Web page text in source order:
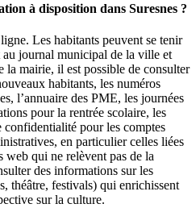
à disposition dans Suresnes ?
Les habitants peuvent se tenir
au journal municipal de la ville et
la mairie, il est possible de consulter
habitants, les numéros
l’annuaire des PME, les journées
pour la rentrée scolaire, les
confidentialité pour les comptes
en particulier celles liées
web qui ne relèvent pas de la
des informations sur les
théâtre, festivals) qui enrichissent
sur la culture.